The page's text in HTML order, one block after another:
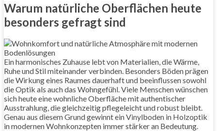
Warum natürliche Oberflächen heute
besonders gefragt sind
Ein harmonisches Zuhause lebt von Materialien, die Wärme,
Ruhe und Stil miteinander verbinden. Besonders Böden prägen
die Wirkung eines Raumes dauerhaft und beeinflussen sowohl
die Optik als auch das Wohngefühl. Viele Menschen wünschen
sich heute eine wohnliche Oberfläche mit authentischer
Ausstrahlung, die gleichzeitig pflegeleicht und robust bleibt.
Genau aus diesem Grund gewinnt ein Vinylboden in Holzoptik
in modernen Wohnkonzepten immer stärker an Bedeutung.